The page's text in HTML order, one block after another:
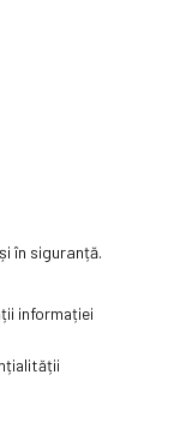
în siguranță.
informației